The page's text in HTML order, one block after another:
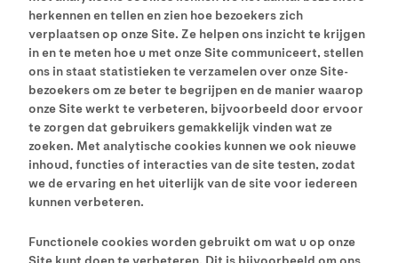
herkennen en tellen en zien hoe bezoekers zich
verplaatsen op onze Site. Ze helpen ons inzicht te krijgen
in en te meten hoe u met onze Site communiceert, stellen
ons in staat statistieken te verzamelen over onze Site-
bezoekers om ze beter te begrijpen en de manier waarop
onze Site werkt te verbeteren, bijvoorbeeld door ervoor
te zorgen dat gebruikers gemakkelijk vinden wat ze
zoeken. Met analytische cookies kunnen we ook nieuwe
inhoud, functies of interacties van de site testen, zodat
we de ervaring en het uiterlijk van de site voor iedereen
kunnen verbeteren.
Functionele cookies worden gebruikt om wat u op onze
Site kunt doen te verbeteren. Dit is bijvoorbeeld om ons